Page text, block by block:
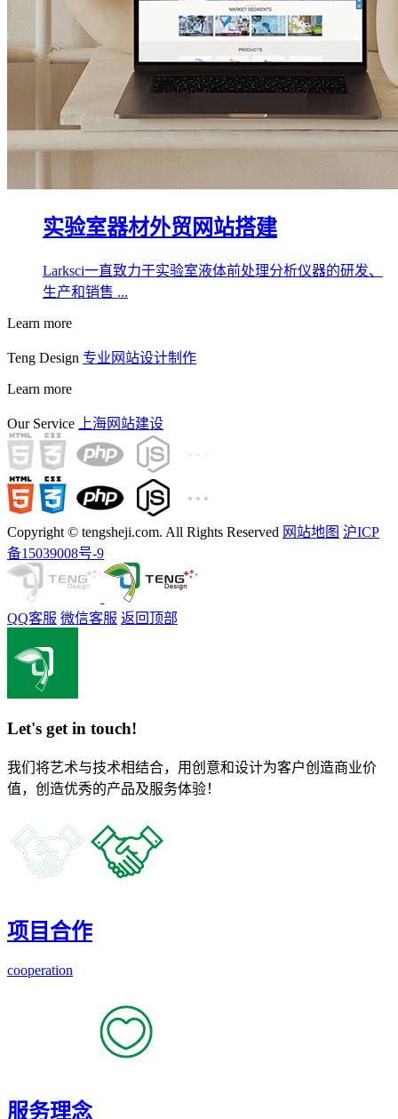
实验室器材外贸网站搭建
Larksci一直致力于实验室液体前处理分析仪器的研发、
生产和销售 ...
Learn more
Teng Design 专业网站设计制作
Learn more
Our Service 上海网站建设
Copyright © tengsheji.com. All Rights Reserved 网站地图 沪ICP
备15039008号-9
QQ客服 微信客服 返回顶部
Let's get in touch!
我们将艺术与技术相结合，用创意和设计为客户创造商业价
值，创造优秀的产品及服务体验！
项目合作
cooperation
服务理念